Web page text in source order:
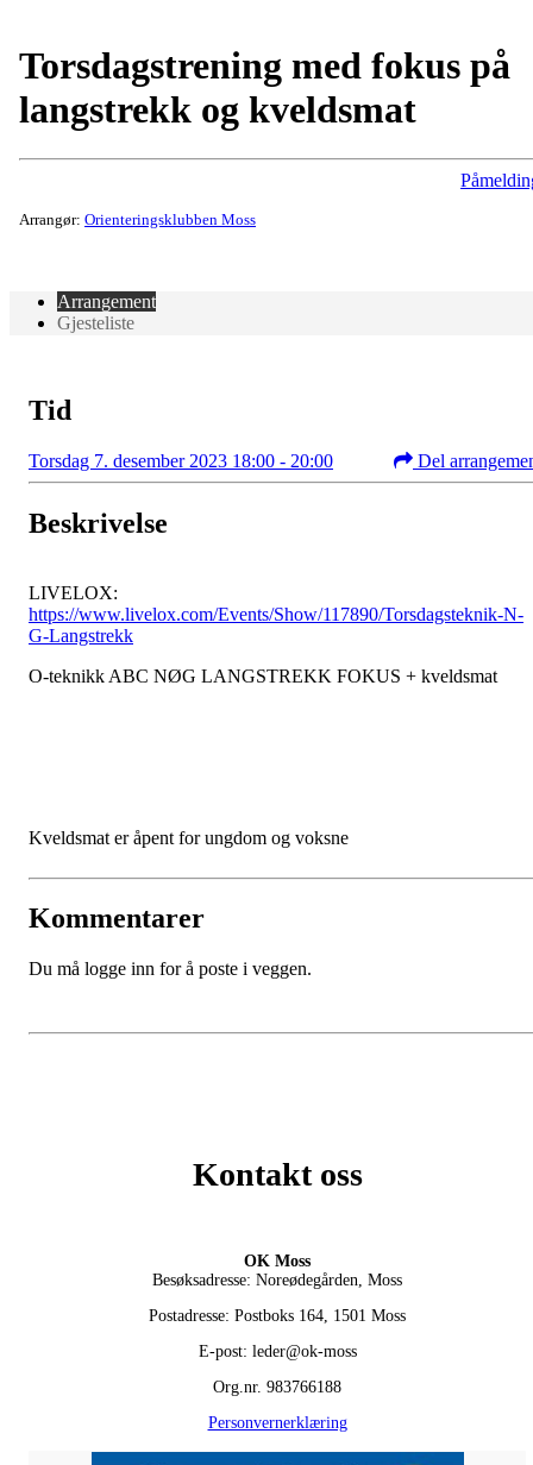
Torsdagstrening med fokus på
langstrekk og kveldsmat
Arrangør: Orienteringsklubben Moss
Arrangement
Gjesteliste
Tid
Torsdag 7. desember 2023 18:00 - 20:00 Del
Beskrivelse
LIVELOX:
https://www.livelox.com/Events/Show/117890/Torsdagsteknik-N-
G-Langstrekk
O-teknikk ABC NØG LANGSTREKK FOKUS + kveldsmat
Kveldsmat er åpent for ungdom og voksne
Kommentarer
Du må logge inn for å poste i veggen.
Kontakt oss
OK Moss
Besøksadresse: Noreødegården, Moss
Postadresse: Postboks 164, 1501 Moss
E-post: leder@ok-moss
Org.nr. 983766188
Personvernerklæring